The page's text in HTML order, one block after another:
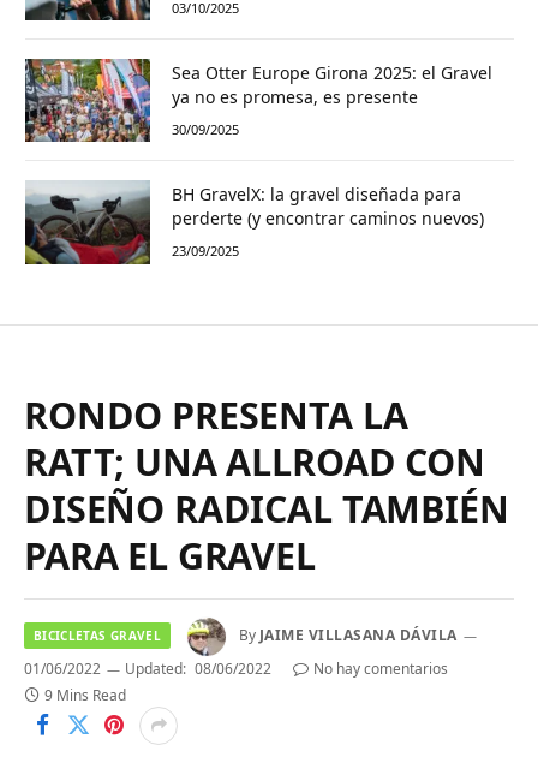
03/10/2025
Sea Otter Europe Girona 2025: el Gravel
ya no es promesa, es presente
30/09/2025
BH GravelX: la gravel diseñada para
perderte (y encontrar caminos nuevos)
23/09/2025
RONDO PRESENTA LA
RATT; UNA ALLROAD CON
DISEÑO RADICAL TAMBIÉN
PARA EL GRAVEL
BICICLETAS GRAVEL By JAIME VILLASANA DÁVILA
01/06/2022
Updated: 08/06/2022
No hay comentarios
9 Mins Read